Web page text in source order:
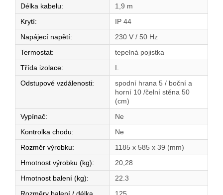
Délka kabelu:
1,9 m
Krytí:
IP 44
Napájecí napětí:
230 V / 50 Hz
Termostat:
tepelná pojistka
Třída izolace:
I.
Odstupové vzdálenosti:
spodní hrana 5 / boční a
horní 10 /čelní stěna 50
(cm)
Vypínač:
Ne
Kontrolka chodu:
Ne
Rozměr výrobku:
1185 x 585 x 39 (mm)
Hmotnost výrobku (kg):
20,28
Hmotnost balení (kg):
22.3